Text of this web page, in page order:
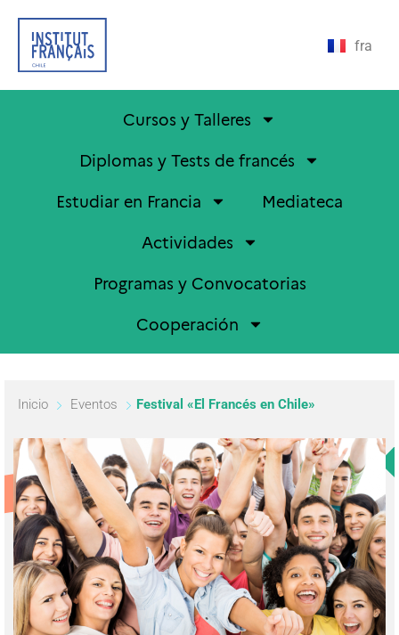
fra
Cursos y Talleres
Diplomas y Tests de francés
Estudiar en Francia
Mediateca
Actividades
Programas y Convocatorias
Cooperación
Inicio Eventos Festival «El Francés en Chile»